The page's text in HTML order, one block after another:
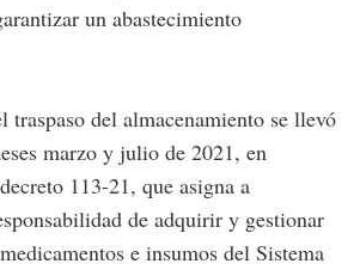
un abastecimiento
traspaso del almacenamiento se llevó
marzo y julio de 2021, en
113-21, que asigna a
de adquirir y gestionar
e insumos del Sistema